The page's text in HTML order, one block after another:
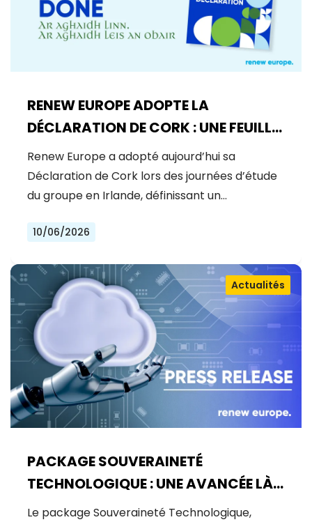
RENEW EUROPE ADOPTE LA
DÉCLARATION DE CORK : UNE FEUILLE
DE ROUTE POUR LA PROSPÉRITÉ, LA
SÉCURITÉ ET LA RÉFORME
Renew Europe a adopté aujourd’hui sa
Déclaration de Cork lors des journées d’étude
du groupe en Irlande, définissant un…
10/06/2026
PACKAGE SOUVERAINETÉ
TECHNOLOGIQUE : UNE AVANCÉE LÀ
OÙ UN BOND ÉTAIT NÉCESSAIRE
Actualités
Le package Souveraineté Technologique,